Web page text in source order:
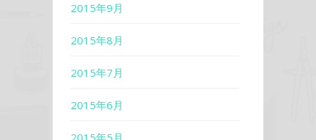
2015年9月
2015年8月
2015年7月
2015年6月